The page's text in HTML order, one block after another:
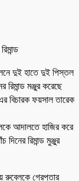
দুই হাতে দুই পিস্তল
রিমান্ড মঞ্জুর করেছে
বিচারক ফয়সাল তারেক
আদালতে হাজির করে
রিমান্ড মুঞ্জুর
রুবেলকে গ্রেপ্তার